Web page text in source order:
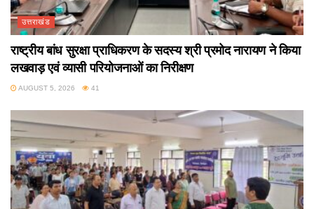
उत्तराखंड
राष्ट्रीय बांध सुरक्षा प्राधिकरण के सदस्य श्री प्रमोद नारायण ने किया
लखवाड़ एवं व्यासी परियोजनाओं का निरीक्षण
AUGUST 5, 2026 41